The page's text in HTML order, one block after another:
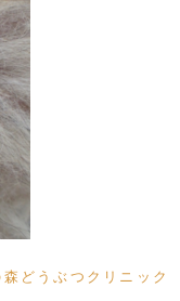
森どうぶつクリニック